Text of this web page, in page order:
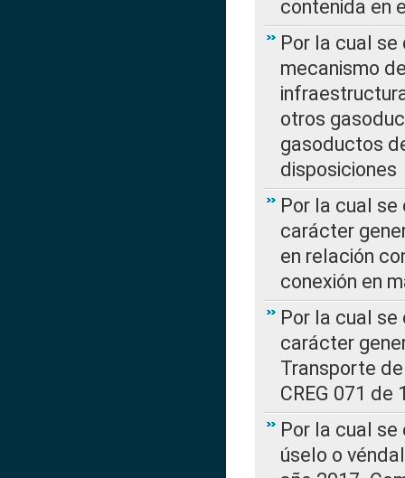
contenida en
Por la cual se
mecanismo
otros
gasoductos
disposiciones
Por la cual
carácter
en relación
conexión en
Por la cual
carácter
Transporte
CREG 071 de
Por la cual
úselo o